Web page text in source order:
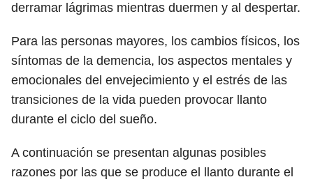
derramar lágrimas mientras duermen y al despertar.
Para las personas mayores, los cambios físicos, los
síntomas de la demencia, los aspectos mentales y
emocionales del envejecimiento y el estrés de las
transiciones de la vida pueden provocar llanto
durante el ciclo del sueño.
A continuación se presentan algunas posibles
razones por las que se produce el llanto durante el